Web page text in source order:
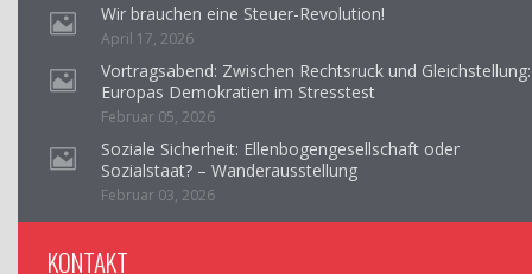
Wir brauchen eine Steuer-Revolution!
April 17, 2026
Vortragsabend: Zwischen Rechtsruck und Gleichstellung:
Europas Demokratien im Stresstest
Februar 05, 2026
Soziale Sicherheit: Ellenbogengesellschaft oder
Sozialstaat? – Wanderausstellung
Februar 03, 2026
KONTAKT